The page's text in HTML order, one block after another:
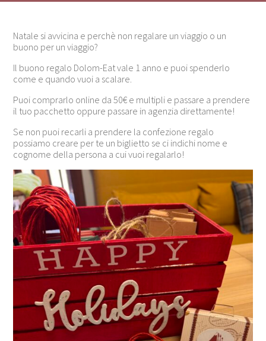
Natale si avvicina e perchè non regalare un viaggio o un
buono per un viaggio?
Il buono regalo Dolom-Eat vale 1 anno e puoi spenderlo
come e quando vuoi a scalare.
Puoi comprarlo online da 50€ e multipli e passare a prendere
il tuo pacchetto oppure passare in agenzia direttamente!
Se non puoi recarli a prendere la confezione regalo
possiamo creare per te un biglietto se ci indichi nome e
cognome della persona a cui vuoi regalarlo!